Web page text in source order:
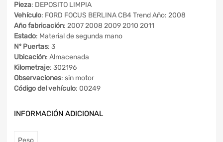
Pieza: DEPOSITO LIMPIA
Vehículo: FORD FOCUS BERLINA CB4 Trend Año: 2008
Año fabricación: 2007 2008 2009 2010 2011
Estado: Material de segunda mano
Nº Puertas: 3
Ubicación: Almacenada
Kilometraje: 302196
Observaciones: sin motor
Código del vehículo: 00249
INFORMACIÓN ADICIONAL
Peso